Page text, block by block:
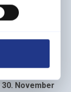
November